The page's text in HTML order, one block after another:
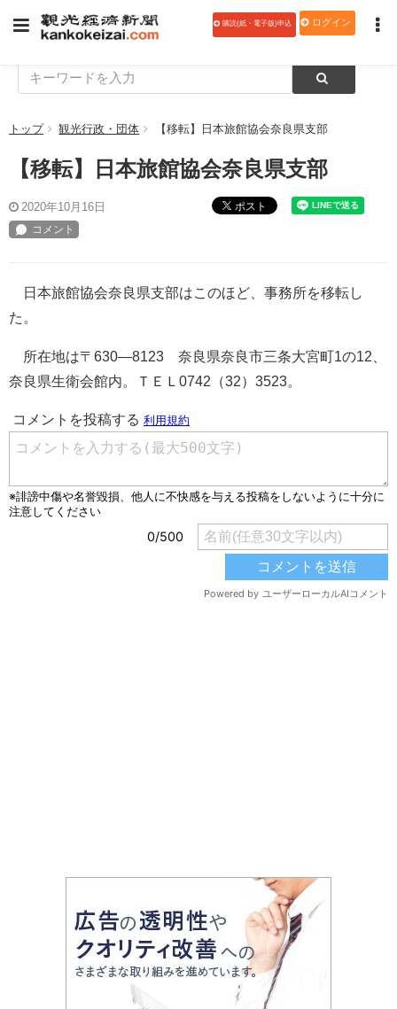
購読(紙・電子版)申込 ログイン
トップ 観光行政・団体 【移転】日本旅館協会奈良県支部
【移転】日本旅館協会奈良県支部
2020年10月16日 ポスト
日本旅館協会奈良県支部はこのほど、事務所を移転し
た。
所在地は〒630―8123 奈良県奈良市三条大宮町1の12、
奈良県生衛会館内。ＴＥＬ0742（32）3523。